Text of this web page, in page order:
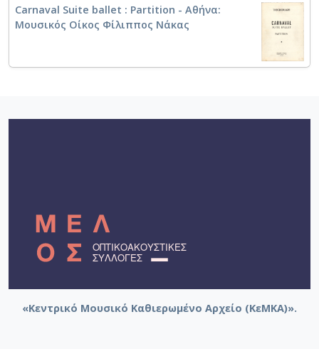
πάρτες]
Carnaval Suite ballet : Partition - Αθήνα:
Μουσικός Οίκος Φίλιππος Νάκας
«Κεντρικό Μουσικό Καθιερωμένο Αρχείο (ΚεΜΚΑ)».